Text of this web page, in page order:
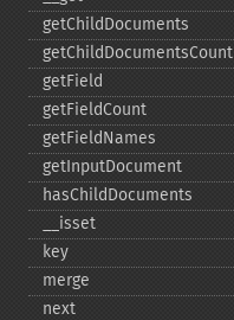
getChildDocuments
getChildDocumentsCount
getField
getFieldCount
getFieldNames
getInputDocument
hasChildDocuments
_​_​isset
key
merge
next